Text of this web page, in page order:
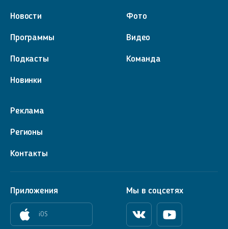
Новости
Программы
Подкасты
Новинки
Фото
Видео
Команда
Реклама
Регионы
Контакты
Приложения
iOS
Мы в соцсетях
ВконтактеYoutube